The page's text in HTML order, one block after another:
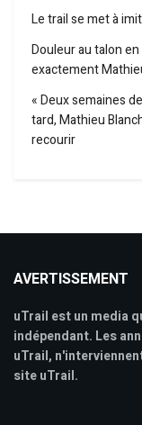
Le trail se met à
Douleur au talon
exactement
« Deux semaines
tard, Mathieu
recourir
AVERTISSEMENT
uTrail est un media
indépendant. Les
uTrail,
site uTrail.